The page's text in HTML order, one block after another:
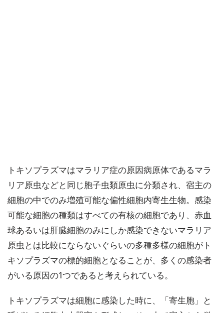
トキソプラズマはマラリア症の原因病原体であるマラ
リア原虫などと同じ胞子虫類原虫に分類され、宿主の
細胞の中でのみ増殖可能な偏性細胞内寄生生物。感染
可能な細胞の種類はすべての有核の細胞であり、赤血
球あるいは肝臓細胞のみにしか感染できないマラリア
原虫とは比較にならないぐらいの多種多様の細胞がト
キソプラズマの標的細胞となることが、多くの感染者
がいる原因の1つであると考えられている。
トキソプラズマは細胞に感染した時に、「寄生胞」と